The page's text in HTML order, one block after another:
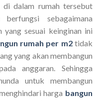
di dalam rumah tersebut
sebagaimana
sesuai keinginan ini
rumah per m2tidak
yang akan membangun
anggaran. Sehingga
untuk membangun
harga bangun